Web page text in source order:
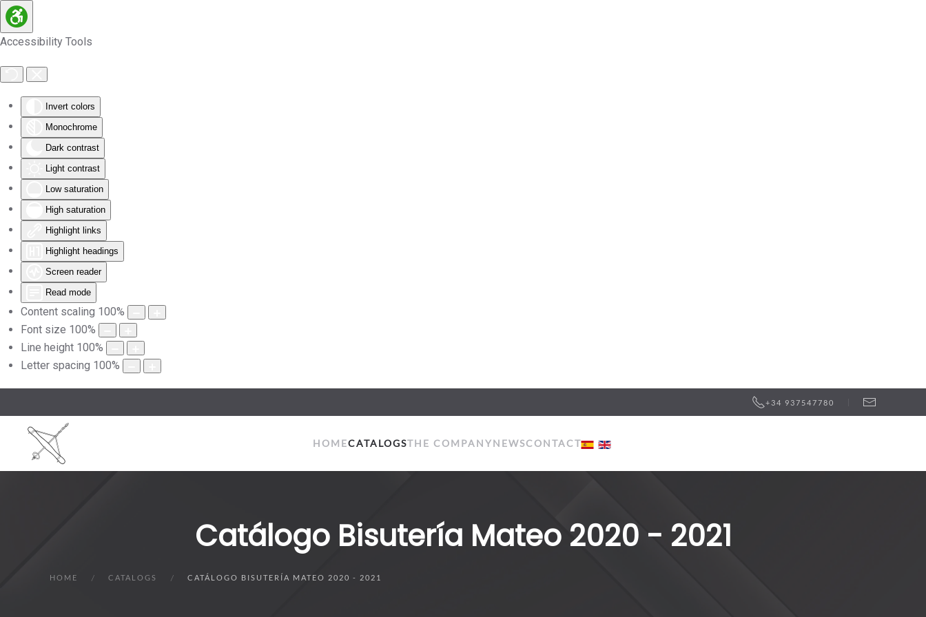
Accessibility Tools
Invert colors
Monochrome
Dark contrast
Light contrast
Low saturation
High saturation
Highlight links
Highlight headings
Screen reader
Read mode
Content scaling 100%
Font size 100%
Line height 100%
Letter spacing 100%
Skip to main content
+34 937547780
HOMECATALOGSTHE COMPANYNEWSCONTACT
Catálogo Bisutería Mateo 2020 - 2021
HOME CATALOGS CATÁLOGO BISUTERÍA MATEO 2020 - 2021